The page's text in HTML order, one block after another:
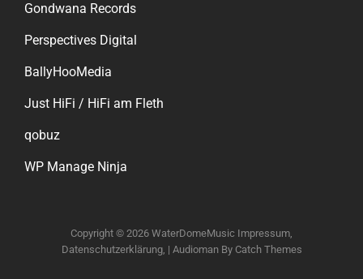
Gondwana Records
Perspectives Digital
BallyHooMedia
Just HiFi / HiFi am Fleth
qobuz
WP Manage Ninja
Copyright © 2026 WaterDomeMusic Impressum,
Datenschutzerklärung, | Audioman By Catch Themes